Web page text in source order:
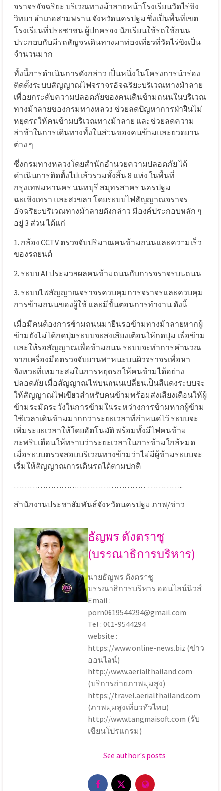
จราจรอัจฉริยะ บริเวณทางม้าลายหน้าโรงเรียนวัดไร่ขิง
วิทยา อำเภอสามพราน จังหวัดนครปฐม ซึ่งเป็นพื้นที่เขต
โรงเรียนที่ประชาชน ผู้ปกครอง นักเรียนใช้รถใช้ถนน
ประกอบกับมีรถสัญจรเดินทางมาท่องเที่ยวที่วัดไร่ขิงเป็น
จำนวนมาก
ทั้งนี้การดำเนินการดังกล่าว เป็นหนึ่งในโครงการนำร่อง
ติดตั้งระบบสัญญาณไฟจราจรอัจฉริยะบริเวณทางม้าลาย
เพื่อยกระดับความปลอดภัยของคนเดินข้ามถนนในบริเวณ
ทางม้าลายของกรมทางหลวง ช่วยลดปัญหาการฝ่าฝืนไม่
หยุดรถให้คนข้ามบริเวณทางม้าลาย และช่วยลดความ
ล่าช้าในการเดินทางทั้งในส่วนของคนข้ามและยวดยาน
ต่าง ๆ
ซึ่งกรมทางหลวงโดยสำนักอำนวยความปลอดภัย ได้
ดำเนินการติดตั้งไปแล้วรวมทั้งสิ้น8 แห่ง ในพื้นที่
กรุงเทพมหานคร นนทบุรี สมุทรสาคร นครปฐม
ฉะเชิงเทรา และสงขลา โดยระบบไฟสัญญาณจราจร
อัจฉริยะบริเวณทางม้าลายดังกล่าว มีองค์ประกอบหลัก ๆ
อยู่ 3 ส่วนได้แก่
1. กล้อง CCTV ตรวจจับปริมาณคนข้ามถนนและความเร็ว
ของรถยนต์
2. ระบบ AIประมวลผลคนข้ามถนนกับการจราจรบนถนน
3. ระบบไฟสัญญาณจราจรควบคุมการจราจรและควบคุม
การข้ามถนนของผู้ใช้ และมีขั้นตอนการทำงาน ดังนี้
เมื่อมีคนต้องการข้ามถนนมายืนรอข้ามทางม้าลายหากผู้
ข้ามยังไม่ได้กดปุ่มระบบจะส่งเสียงเตือนให้กดปุ่ม เพื่อข้าม
และให้รอสัญญาณเพื่อข้ามถนน ระบบจะทำการคำนวณ
จากเครื่องมือตรวจจับยานพาหนะบนผิวจราจรเพื่อหา
จังหวะที่เหมาะสมในการหยุดรถให้คนข้ามได้อย่าง
ปลอดภัย เมื่อสัญญาณไฟบนถนนเปลี่ยนเป็นสีแดงระบบจะ
ให้สัญญาณไฟเขียวสำหรับคนข้ามพร้อมส่งเสียงเตือนให้ผู้
ข้ามระมัดระวังในการข้ามในระหว่างการข้ามหากผู้ข้าม
ใช้เวลาเดินข้ามมากกว่าระยะเวลาที่กำหนดไว้ ระบบจะ
เพิ่มระยะเวลาให้โดยอัตโนมัติพร้อมทั้งมีไฟคนข้าม
กะพริบเตือนให้ทราบว่าระยะเวลาในการข้ามใกล้หมด
เมื่อระบบตรวจสอบบริเวณทางข้ามว่าไม่มีผู้ข้ามระบบจะ
เริ่มให้สัญญาณการเดินรถได้ตามปกติ
………………………………………………………..
สำนักงานประชาสัมพันธ์จังหวัดนครปฐม ภาพ/ข่าว
ธัญพร ดังตราชู
(บรรณาธิการบริหาร)
นายธัญพร ดังตราชู
บรรณาธิการบริหาร ออนไลน์นิวส์
Email :
porn0619544294@gmail.com
Tel : 061-9544294
website :
https://www.online-news.biz (ข่าว
ออนไลน์)
http://www.aerialthailand.com
(บริการถ่ายภาพมุมสูง)
https://travel.aerialthailand.com
(ภาพมุมสูงเที่ยวทั่วไทย)
http://www.tangmaisoft.com (รับ
เขียนโปรแกรม)
See author's posts